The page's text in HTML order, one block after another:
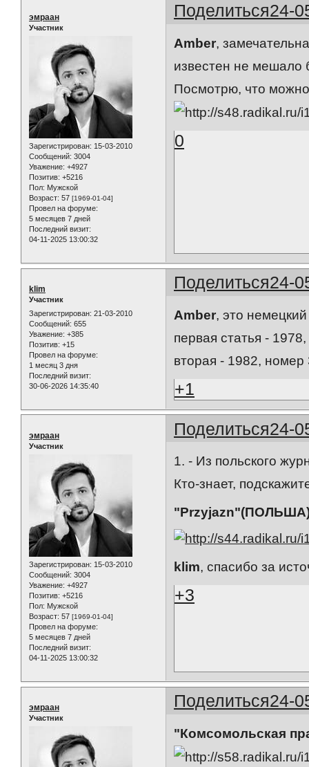
Поделиться24-
эмраан
Участник
Зарегистрирован: 15-03-2010
Сообщений: 3004
Уважение: +4927
Позитив: +5216
Пол: Мужской
Возраст: 57 [1969-01-04]
Провел на форуме:
5 месяцев 7 дней
Последний визит:
04-11-2025 13:00:32
Amber,
известен не мешало
Посмотрю, что
0
Поделиться24-
klim
Участник
Зарегистрирован: 21-03-2010
Сообщений: 655
Уважение: +385
Позитив: +15
Провел на форуме:
1 месяц 3 дня
Последний визит:
30-06-2026 14:35:40
Amber, это
первая статья -
вторая - 1982, номер
+1
Поделиться24-
эмраан
Участник
Зарегистрирован: 15-03-2010
Сообщений: 3004
Уважение: +4927
Позитив: +5216
Пол: Мужской
Возраст: 57 [1969-01-04]
Провел на форуме:
5 месяцев 7 дней
Последний визит:
04-11-2025 13:00:32
1. - Из польского
Кто-знает,
klim, спасибо за
+3
Поделиться24-
эмраан
Участник
"Комсомольская